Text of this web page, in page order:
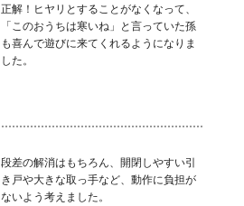
正解！ヒヤリとすることがなくなって、
「このおうちは寒いね」と言っていた孫
も喜んで遊びに来てくれるようになりま
した。
段差の解消はもちろん、開閉しやすい引
き戸や大きな取っ手など、動作に負担が
ないよう考えました。